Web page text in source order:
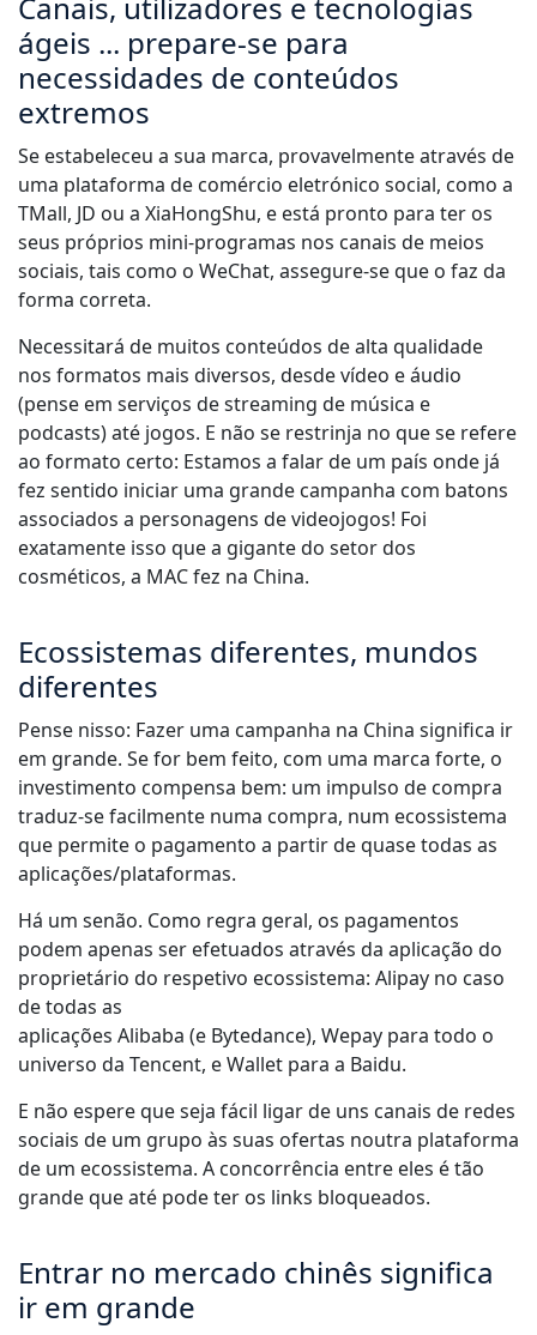
ágeis ... prepare-se para
necessidades de conteúdos
extremos
Se estabeleceu a sua marca, provavelmente através de
uma plataforma de comércio eletrónico social, como a
TMall, JD ou a XiaHongShu, e está pronto para ter os
seus próprios mini-programas nos canais de meios
sociais, tais como o WeChat, assegure-se que o faz da
forma correta.
Necessitará de muitos conteúdos de alta qualidade
nos formatos mais diversos, desde vídeo e áudio
(pense em serviços de streaming de música e
podcasts) até jogos. E não se restrinja no que se refere
ao formato certo: Estamos a falar de um país onde já
fez sentido iniciar uma grande campanha com batons
associados a personagens de videojogos! Foi
exatamente isso que a gigante do setor dos
cosméticos, a MAC fez na China.
Ecossistemas diferentes, mundos
diferentes
Pense nisso: Fazer uma campanha na China significa ir
em grande. Se for bem feito, com uma marca forte, o
investimento compensa bem: um impulso de compra
traduz-se facilmente numa compra, num ecossistema
que permite o pagamento a partir de quase todas as
aplicações/plataformas.
Há um senão. Como regra geral, os pagamentos
podem apenas ser efetuados através da aplicação do
proprietário do respetivo ecossistema: Alipay no caso
de todas as
aplicações Alibaba (e Bytedance), Wepay para todo o
universo da Tencent, e Wallet para a Baidu.
E não espere que seja fácil ligar de uns canais de redes
sociais de um grupo às suas ofertas noutra plataforma
de um ecossistema. A concorrência entre eles é tão
grande que até pode ter os links bloqueados.
Entrar no mercado chinês significa
ir em grande